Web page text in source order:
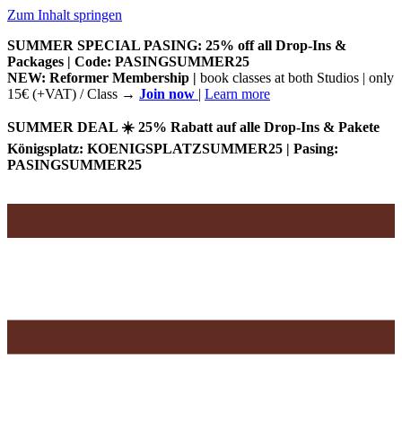
Zum Inhalt springen
SUMMER SPECIAL PASING: 25% off all Drop-Ins &
Packages | Code: PASINGSUMMER25
NEW: Reformer Membership | book classes at both Studios | only
15€ (+VAT) / Class → Join now | Learn more
SUMMER DEAL ☀️ 25% Rabatt auf alle Drop-Ins & Pakete
Königsplatz: KOENIGSPLATZSUMMER25 | Pasing:
PASINGSUMMER25